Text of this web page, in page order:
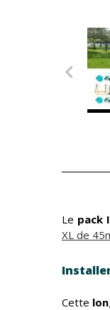
Le pack
XL de
Cette